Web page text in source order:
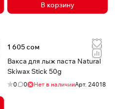
В корзину
1 605 сом
Вакса для лыж паста Natural
Skiwax Stick 50g
0 0 Нет в наличииАрт. 24018